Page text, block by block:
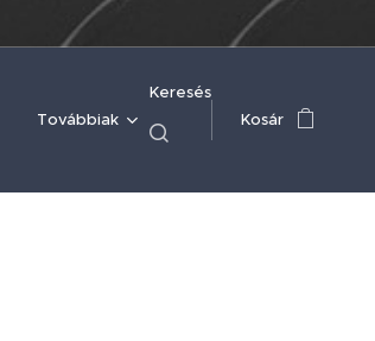
Továbbiak
Keresés
Kosár